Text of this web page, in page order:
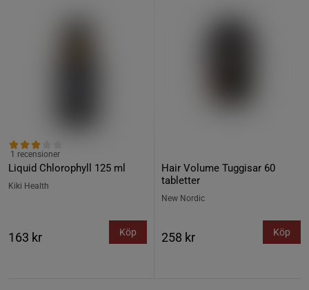
Liquid Chlorophyll 125 ml
1 recensioner
Kiki Health
163 kr Köp
Hair Volume Tuggisar 60
tabletter
New Nordic
258 kr Köp